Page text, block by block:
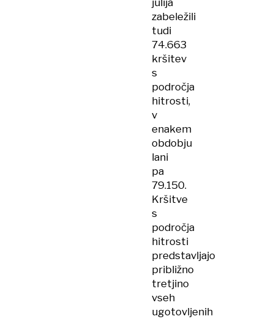
julija
zabeležili
tudi
74.663
kršitev
s
področja
hitrosti,
v
enakem
obdobju
lani
pa
79.150.
Kršitve
s
področja
hitrosti
predstavljajo
približno
tretjino
vseh
ugotovljenih